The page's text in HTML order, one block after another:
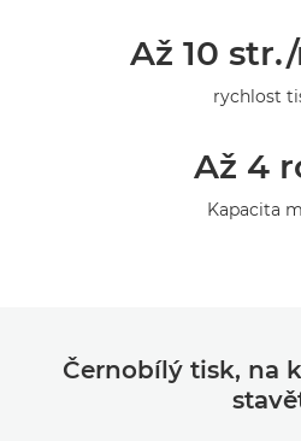
Až 10
rychlost
Až 4
Kapacita
Černobílý tisk, na